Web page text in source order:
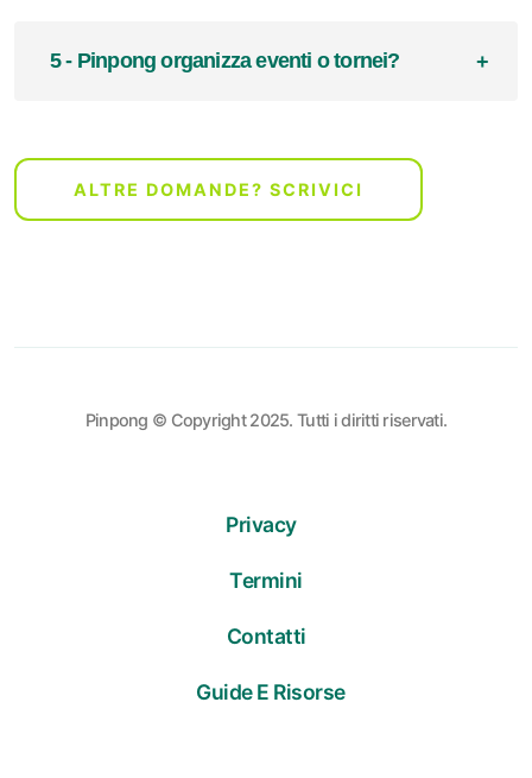
5 - Pinpong organizza eventi o tornei?
ALTRE DOMANDE? SCRIVICI
Pinpong © Copyright 2025. Tutti i diritti riservati.
Privacy
Termini
Contatti
Guide E Risorse